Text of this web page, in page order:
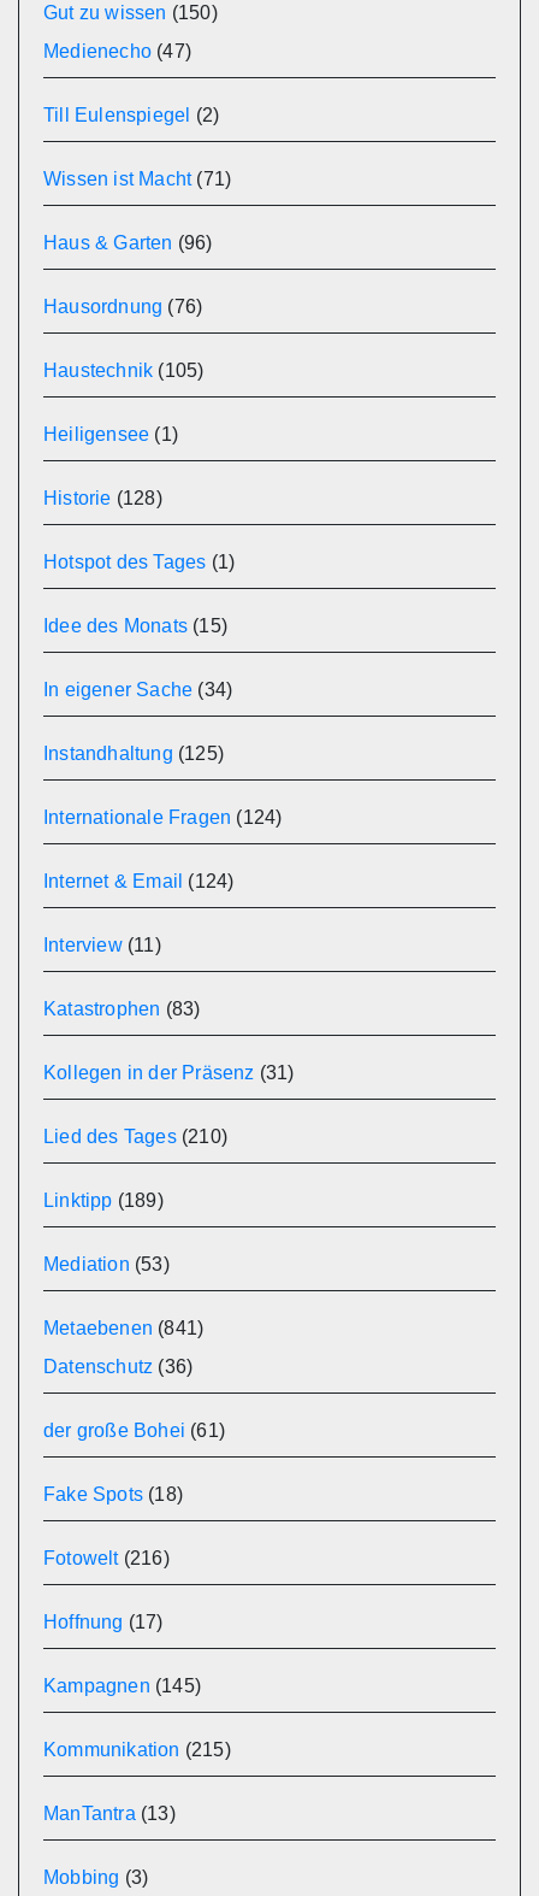
Gut zu wissen (150)
Medienecho (47)
Till Eulenspiegel (2)
Wissen ist Macht(71)
Haus & Garten (96)
Hausordnung (76)
Haustechnik (105)
Heiligensee (1)
Historie (128)
Hotspot des Tages (1)
Idee des Monats (15)
In eigener Sache (34)
Instandhaltung (125)
Internationale Fragen (124)
Internet & Email (124)
Interview(11)
Katastrophen (83)
Kollegen in der Präsenz (31)
Lied des Tages(210)
Linktipp (189)
Mediation (53)
Metaebenen (841)
Datenschutz (36)
der große Bohei (61)
Fake Spots (18)
Fotowelt(216)
Hoffnung (17)
Kampagnen (145)
Kommunikation (215)
ManTantra (13)
Mobbing (3)